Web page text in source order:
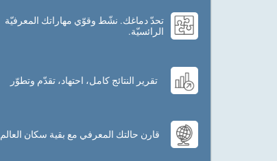
تحدّ دماغك. نشّط وقوّي مهاراتك المعرفيّة
الرائسيّة.
تقرير النتائج كامل، احتهاد، تقدّم وتطوّر
قارن حالتك المعرفي مع بقية سكان العالم